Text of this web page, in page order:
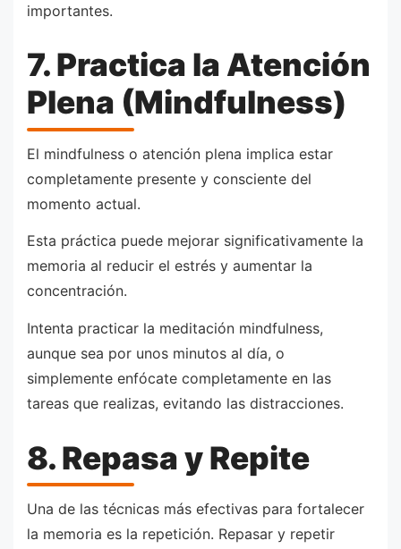
importantes.
7. Practica la Atención
Plena (Mindfulness)
El mindfulness o atención plena implica estar
completamente presente y consciente del
momento actual.
Esta práctica puede mejorar significativamente la
memoria al reducir el estrés y aumentar la
concentración.
Intenta practicar la meditación mindfulness,
aunque sea por unos minutos al día, o
simplemente enfócate completamente en las
tareas que realizas, evitando las distracciones.
8. Repasa y Repite
Una de las técnicas más efectivas para fortalecer
la memoria es la repetición. Repasar y repetir